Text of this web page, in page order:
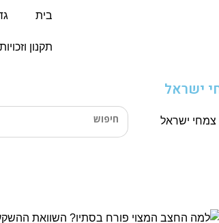
בית
תקנון
ישראל
ישראל